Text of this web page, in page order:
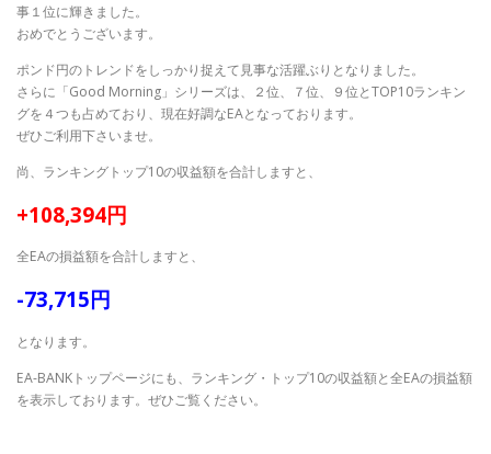
事１位に輝きました。
おめでとうございます。
ポンド円のトレンドをしっかり捉えて見事な活躍ぶりとなりました。
さらに「Good Morning」シリーズは、２位、７位、９位とTOP10ランキン
グを４つも占めており、現在好調なEAとなっております。
ぜひご利用下さいませ。
尚、ランキングトップ10の収益額を合計しますと、
+108,394円
全EAの損益額を合計しますと、
-73,715円
となります。
EA-BANKトップページにも、ランキング・トップ10の収益額と全EAの損益額
を表示しております。ぜひご覧ください。